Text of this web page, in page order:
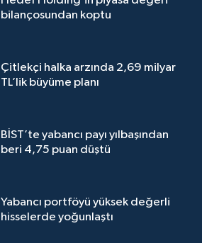
bilançosundan koptu
Çitlekçi halka arzında 2,69 milyar
TL’lik büyüme planı
BİST’te yabancı payı yılbaşından
beri 4,75 puan düştü
Yabancı portföyü yüksek değerli
hisselerde yoğunlaştı